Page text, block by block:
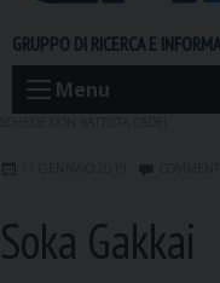
GRUPPO DI RICERCA E
Menu
SCHEDE DON BATTISTA CADEI
11 GENNAIO 2019 COMMENT
Soka Gakkai